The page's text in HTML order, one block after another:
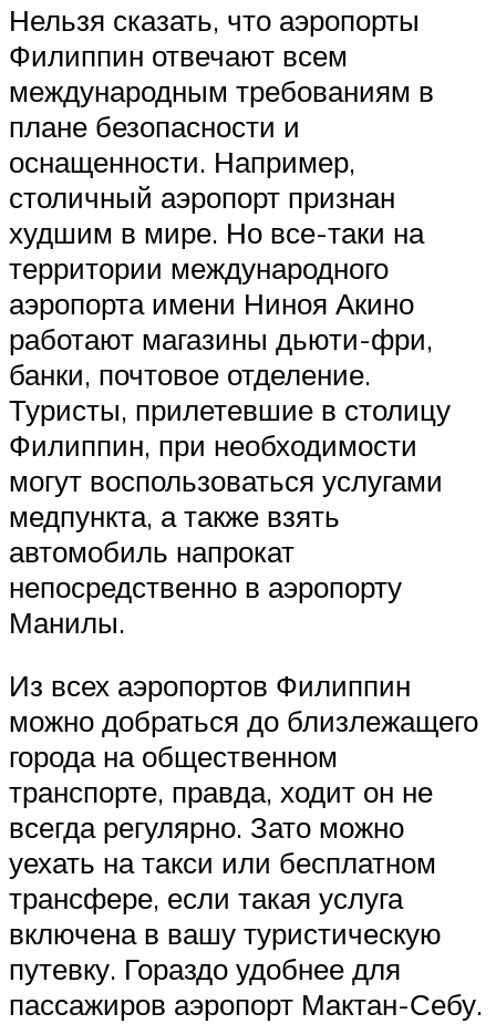
Нельзя сказать, что аэропорты
Филиппин отвечают всем
международным требованиям в
плане безопасности и
оснащенности. Например,
столичный аэропорт признан
худшим в мире. Но все-таки на
территории международного
аэропорта имени Ниноя Акино
работают магазины дьюти-фри,
банки, почтовое отделение.
Туристы, прилетевшие в столицу
Филиппин, при необходимости
могут воспользоваться услугами
медпункта, а также взять
автомобиль напрокат
непосредственно в аэропорту
Манилы.
Из всех аэропортов Филиппин
можно добраться до близлежащего
города на общественном
транспорте, правда, ходит он не
всегда регулярно. Зато можно
уехать на такси или бесплатном
трансфере, если такая услуга
включена в вашу туристическую
путевку. Гораздо удобнее для
пассажиров аэропорт Мактан-Себу.